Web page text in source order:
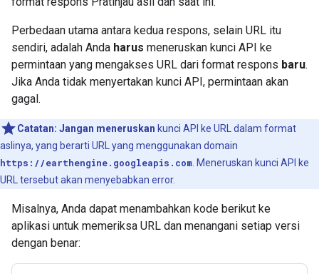
Perbedaan utama antara kedua respons, selain URL itu
sendiri, adalah Anda harus meneruskan kunci API ke
permintaan yang mengakses URL dari format respons baru.
Jika Anda tidak menyertakan kunci API, permintaan akan
gagal.
Catatan: Jangan meneruskan kunci API ke URL dalam format
aslinya, yang berarti URL yang menggunakan domain
https://earthengine.googleapis.com . Meneruskan kunci API ke
URL tersebut akan menyebabkan error.
Misalnya, Anda dapat menambahkan kode berikut ke
aplikasi untuk memeriksa URL dan menangani setiap versi
dengan benar: